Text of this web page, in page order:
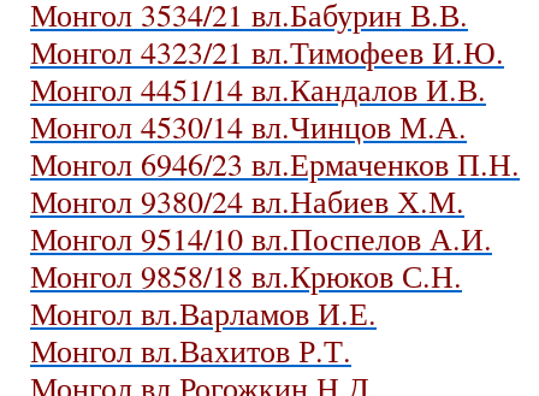
Монгол 3534/21 вл.Бабурин В.В.
Монгол 4323/21 вл.Тимофеев И.Ю.
Монгол 4451/14 вл.Кандалов И.В.
Монгол 4530/14 вл.Чинцов М.А.
Монгол 6946/23 вл.Ермаченков П.Н.
Монгол 9380/24 вл.Набиев Х.М.
Монгол 9514/10 вл.Поспелов А.И.
Монгол 9858/18 вл.Крюков С.Н.
Монгол вл.Варламов И.Е.
Монгол вл.Вахитов Р.Т.
Монгол вл.Рогожкин Н.Д.